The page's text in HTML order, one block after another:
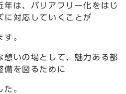
年は、バリアフリー化をはじ
に対応していくことが
。
いの場として、魅力ある都
備を図るために
。